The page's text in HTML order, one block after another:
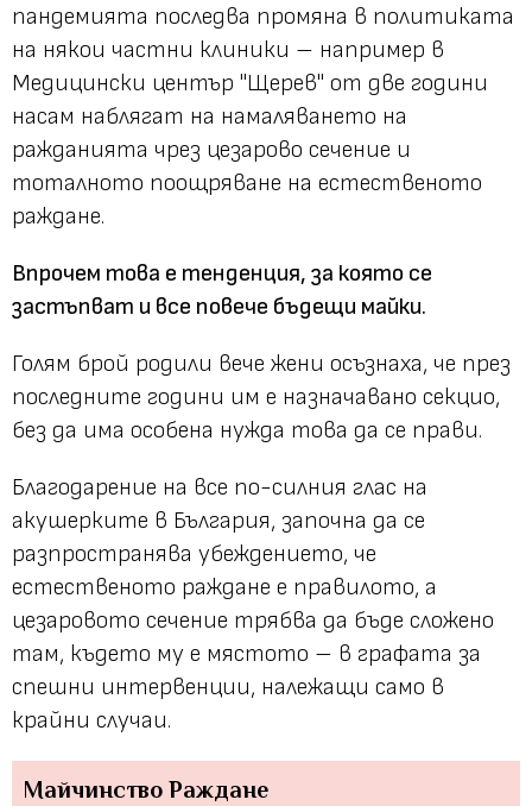
пандемията последва промяна в политиката
на някои частни клиники – например в
Медицински център "Щерев" от две години
насам наблягат на намаляването на
ражданията чрез цезарово сечение и
тоталното поощряване на естественото
раждане.
Впрочем това е тенденция, за която се
застъпват и все повече бъдещи майки.
Голям брой родили вече жени осъзнаха, че през
последните години им е назначавано секцио,
без да има особена нужда това да се прави.
Благодарение на все по-силния глас на
акушерките в България, започна да се
разпространява убеждението, че
естественото раждане е правилото, а
цезаровото сечение трябва да бъде сложено
там, където му е мястото – в графата за
спешни интервенции, належащи само в
крайни случаи.
Майчинство Раждане